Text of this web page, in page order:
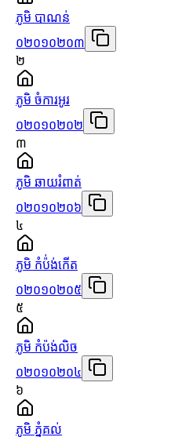
ភូមិ បាណន់
០២០១០២០៣
២
ភូមិ ចំការអូរ
០២០១០២០២
៣
ភូមិ ឆាយរំពាត់
០២០១០២០៦
៤
ភូមិ កំប៉់ង់កើត
០២០១០២០៥
៥
ភូមិ កំប៉ង់លិច
០២០១០២០៤
៦
ភូមិ ភ្នំគល់